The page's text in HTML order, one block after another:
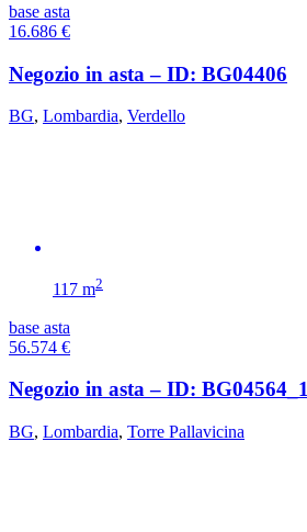
base asta
16.686 €
Negozio in asta – ID: BG04406
BG, Lombardia, Verdello
117 m2
base asta
56.574 €
Negozio in asta – ID: BG04564_1
BG, Lombardia, Torre Pallavicina